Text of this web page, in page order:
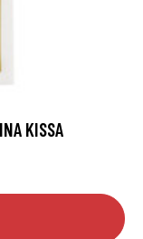
KISSA